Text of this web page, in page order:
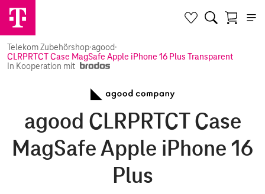
Telekom Zubehörshop·agood·
CLRPRTCT Case MagSafe Apple iPhone 16 Plus Transparent
In Kooperation mit
agood CLRPRTCT Case
MagSafe Apple iPhone 16
Plus